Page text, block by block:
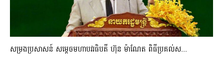
សម្រងប្រសាសន៍ សម្ដេចមហាបវរធិបតី ហ៊ុន ម៉ាណែត ពិធីប្រគល់ស...